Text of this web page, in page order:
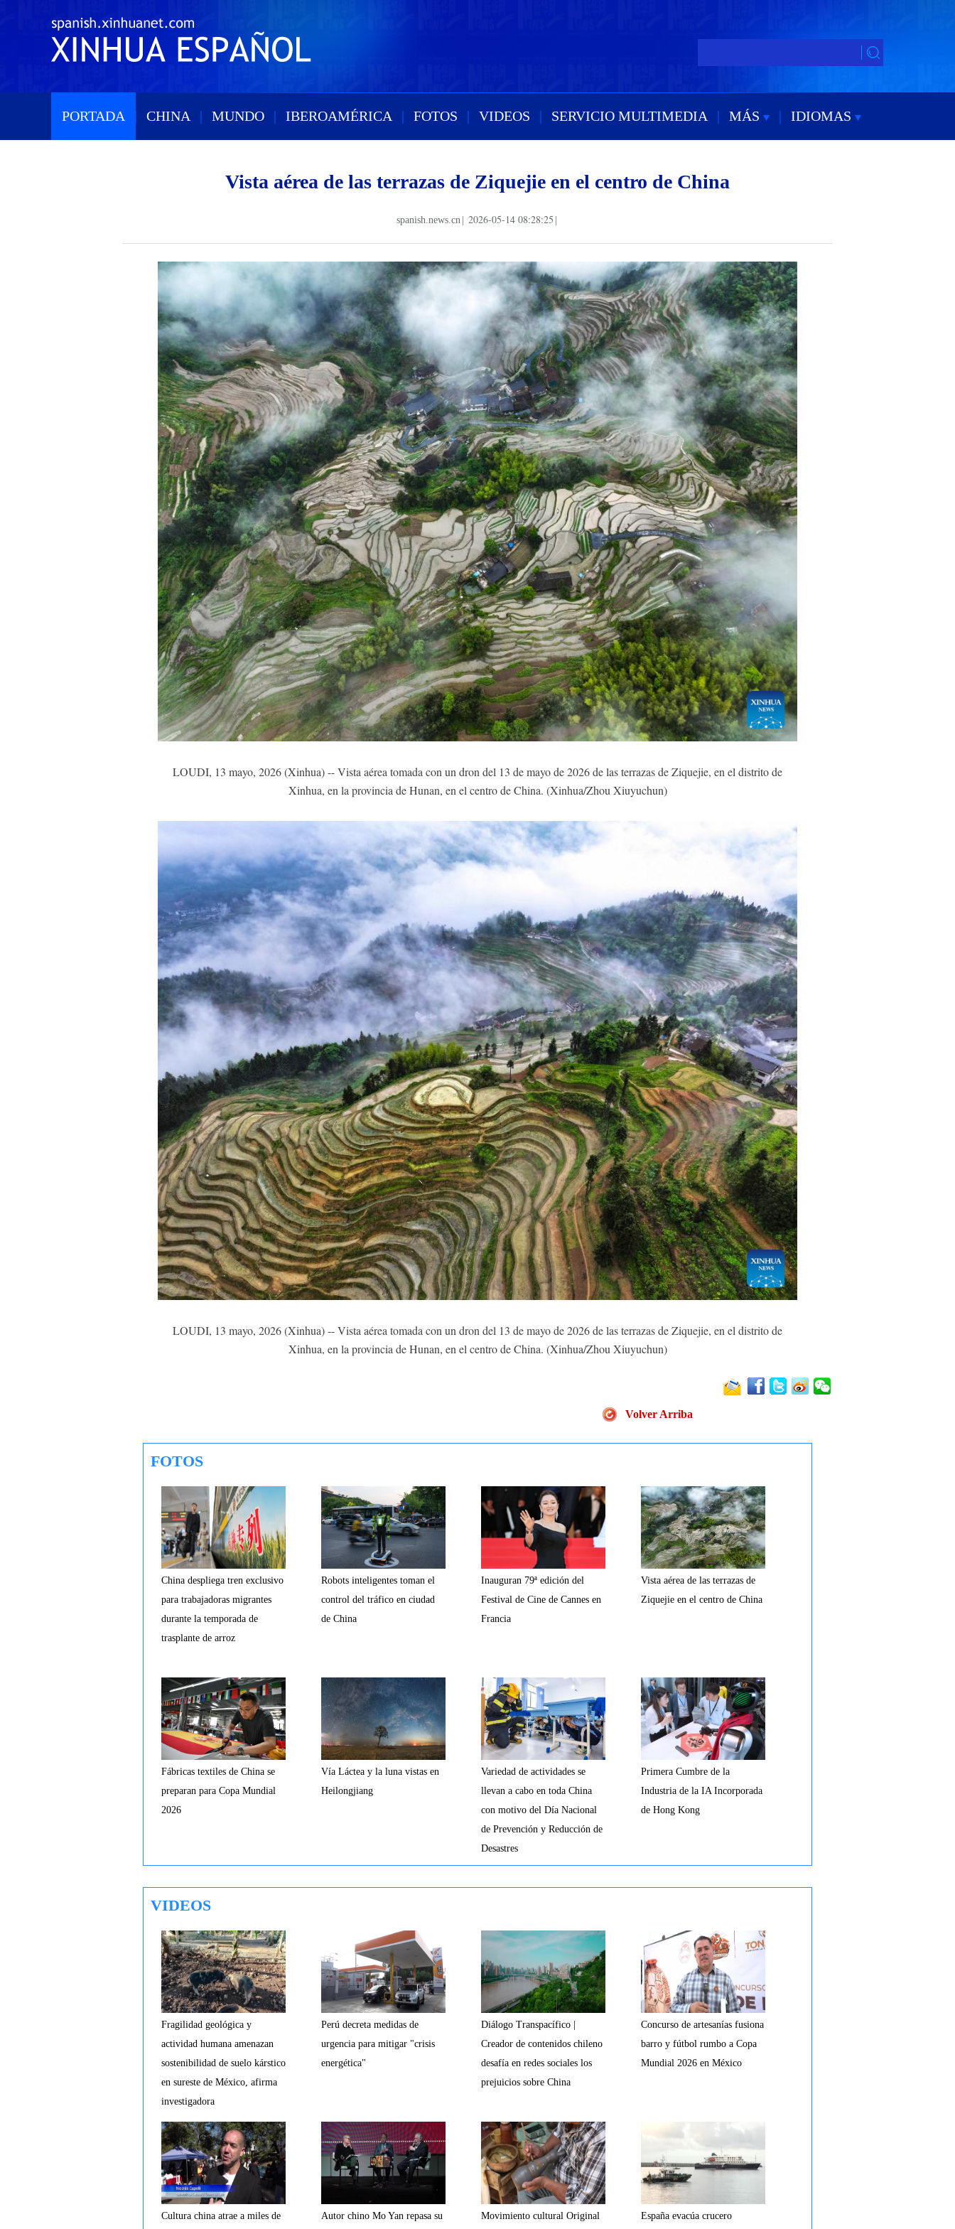
PORTADA | CHINA | MUNDO | IBEROAMÉRICA | FOTOS | VIDEOS | SERVICIO MULTIMEDIA | MÁS | IDIOMAS
Vista aérea de las terrazas de Ziquejie en el centro de China
spanish.news.cn 2026-05-14 08:28:25
LOUDI, 13 mayo, 2026 (Xinhua) -- Vista aérea tomada con un dron del 13 de mayo de 2026 de las terrazas de Ziquejie, en el distrito de
Xinhua, en la provincia de Hunan, en el centro de China. (Xinhua/Zhou Xiuyuchun)
LOUDI, 13 mayo, 2026 (Xinhua) -- Vista aérea tomada con un dron del 13 de mayo de 2026 de las terrazas de Ziquejie, en el distrito de
Xinhua, en la provincia de Hunan, en el centro de China. (Xinhua/Zhou Xiuyuchun)
Volver Arriba
FOTOS
China despliega tren exclusivo
para trabajadoras migrantes
durante la temporada de
trasplante de arroz
Robots inteligentes toman el
control del tráfico en ciudad
de China
Inauguran 79ª edición del
Festival de Cine de Cannes en
Francia
Vista aérea de las terrazas de
Ziquejie en el centro de China
Fábricas textiles de China se
preparan para Copa Mundial
2026
Vía Láctea y la luna vistas en
Heilongjiang
Variedad de actividades se
llevan a cabo en toda China
con motivo del Día Nacional
de Prevención y Reducción de
Desastres
Primera Cumbre de la
Industria de la IA Incorporada
de Hong Kong
VIDEOS
Fragilidad geológica y
actividad humana amenazan
sostenibilidad de suelo kárstico
en sureste de México, afirma
investigadora
Perú decreta medidas de
urgencia para mitigar "crisis
energética"
Diálogo Transpacífico |
Creador de contenidos chileno
desafía en redes sociales los
prejuicios sobre China
Concurso de artesanías fusiona
barro y fútbol rumbo a Copa
Mundial 2026 en México
Cultura china atrae a miles de Autor chino Mo Yan repasa su Movimiento cultural Original España evacúa crucero